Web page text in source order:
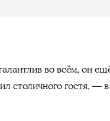
во всём, он
столичного гостя, —